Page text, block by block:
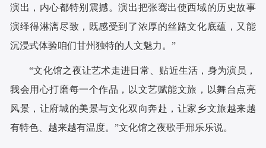
演出，内心都特别震撼。演出把张骞出使西域的历史故事
演绎得淋漓尽致，既感受到了浓厚的丝路文化底蕴，又能
沉浸式体验咱们甘州独特的人文魅力。”
“文化馆之夜让艺术走进日常、贴近生活，身为演员，
我会用心打磨每一个作品，以文艺赋能文旅，以舞台点亮
风景，让府城的美景与文化双向奔赴，让家乡文旅越来越
有特色、越来越有温度。”文化馆之夜歌手邢乐乐说。